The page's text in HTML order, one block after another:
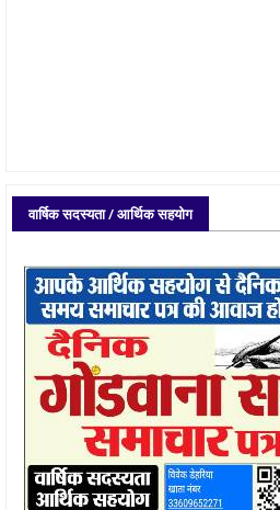
वार्षिक सदस्यता / आर्थिक सहयोग